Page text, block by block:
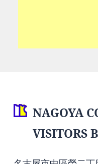
NAGOYA
VISITORS